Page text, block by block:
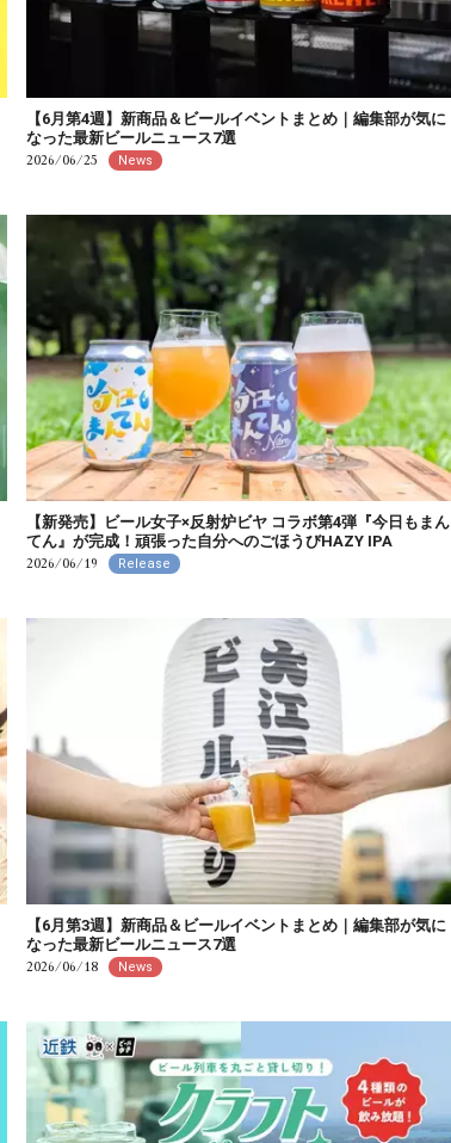
【6月第4週】新商品＆ビールイベントまとめ｜編集部が気に
なった最新ビールニュース7選
2026/06/25 News
【新発売】ビール女子×反射炉ビヤ コラボ第4弾『今日もまん
てん』が完成！頑張った自分へのごほうびHAZY IPA
2026/06/19 Release
【6月第3週】新商品＆ビールイベントまとめ｜編集部が気に
なった最新ビールニュース7選
2026/06/18 News